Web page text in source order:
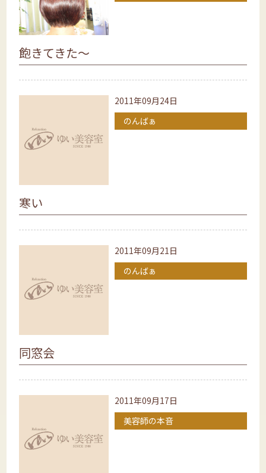
飽きてきた～
2011年09月24日
のんばぁ
寒い
2011年09月21日
のんばぁ
同窓会
2011年09月17日
美容師の本音